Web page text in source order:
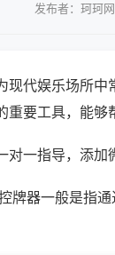
发布者：珂珂网
现代娱乐场所
要工具，能够
一指导，添加
牌器一般是指